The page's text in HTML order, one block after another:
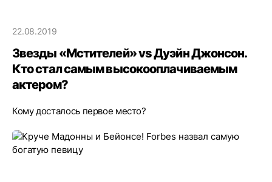
22.08.2019
Звезды «Мстителей» vs Дуэйн Джонсон.
Кто стал самым высокооплачиваемым
актером?
Кому досталось первое место?